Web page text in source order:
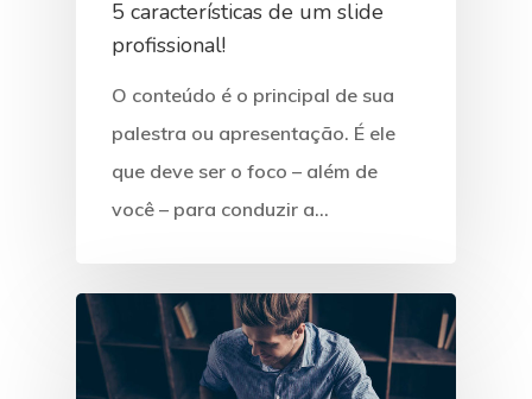
5 características de um slide
profissional!
O conteúdo é o principal de sua
palestra ou apresentação. É ele
que deve ser o foco – além de
você – para conduzir a…